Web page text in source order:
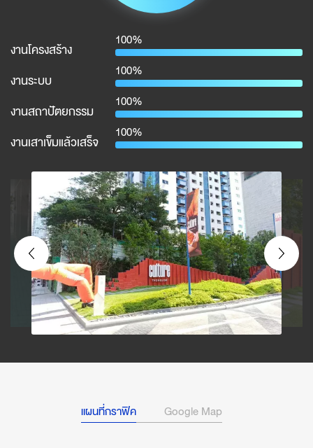
งานโครงสร้าง 100%
งานระบบ 100%
งานสถาปัตยกรรม 100%
งานเสาเข็มแล้วเสร็จ 100%
แผนที่กราฟิค Google Map